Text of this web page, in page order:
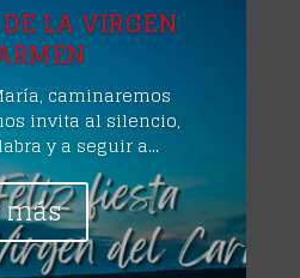
LA VIRGEN
caminaremos
invita al silencio,
y a seguir a...
más